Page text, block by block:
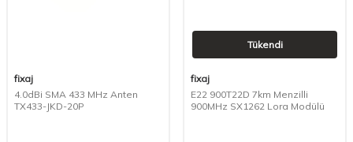
fixaj
4.0dBi SMA 433 MHz Anten
TX433-JKD-20P
Tükendi
fixaj
E22 900T22D 7km Menzilli
900MHz SX1262 Lora Modülü